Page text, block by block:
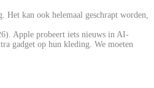
kan ook helemaal geschrapt worden,
Apple probeert iets nieuws in AI-
gadget op hun kleding. We moeten